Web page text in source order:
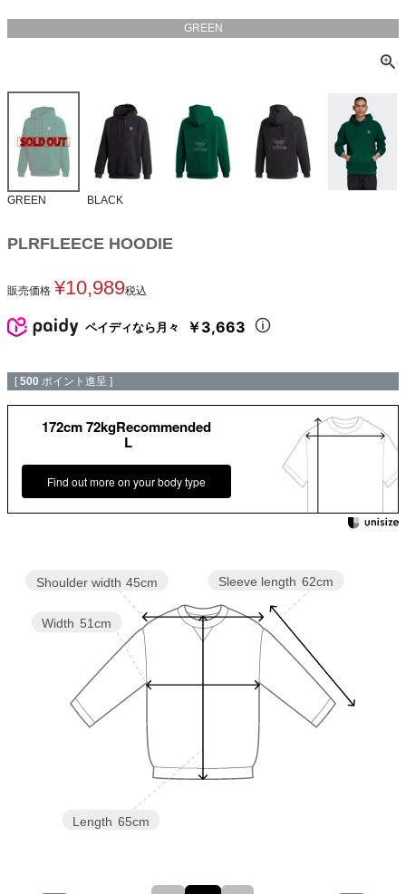
GREEN
GREEN BLACK
PLRFLEECE HOODIE
販売価格 ¥10,989税込
ペイディなら月々 ￥3,663
[ 500 ポイント進呈 ]
172cm 72kgRecommended
L
Find out more on your body type
Sleeve length 62cm
Length 65cm
Width 51cm
Shoulder width 45cm